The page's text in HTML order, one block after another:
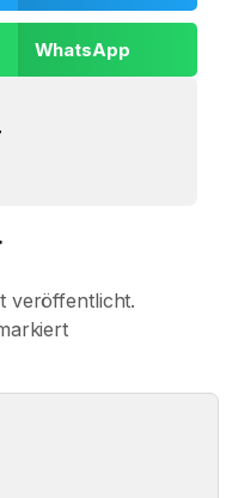
WhatsApp
veröffentlicht.